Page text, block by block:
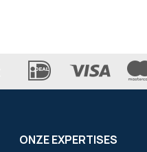
ONZE EXPERTISES